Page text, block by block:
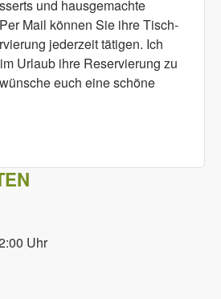
und hausgemachte
Mail können Sie ihre Tisch-
jederzeit tätigen. Ich
Urlaub ihre Reservierung zu
euch eine schöne
Uhr